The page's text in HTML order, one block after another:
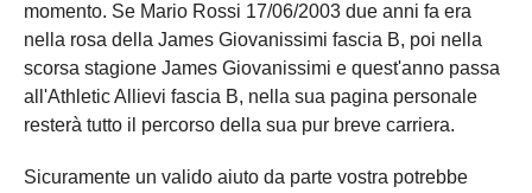
momento. Se Mario Rossi 17/06/2003 due anni fa era
nella rosa della James Giovanissimi fascia B, poi nella
scorsa stagione James Giovanissimi e quest'anno passa
all'Athletic Allievi fascia B, nella sua pagina personale
resterà tutto il percorso della sua pur breve carriera.
Sicuramente un valido aiuto da parte vostra potrebbe